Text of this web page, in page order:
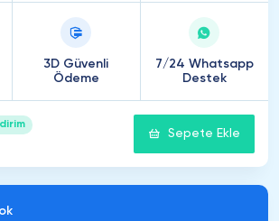
3D Güvenli
Ödeme
7/24 Whatsapp
Destek
Sepete Ekle